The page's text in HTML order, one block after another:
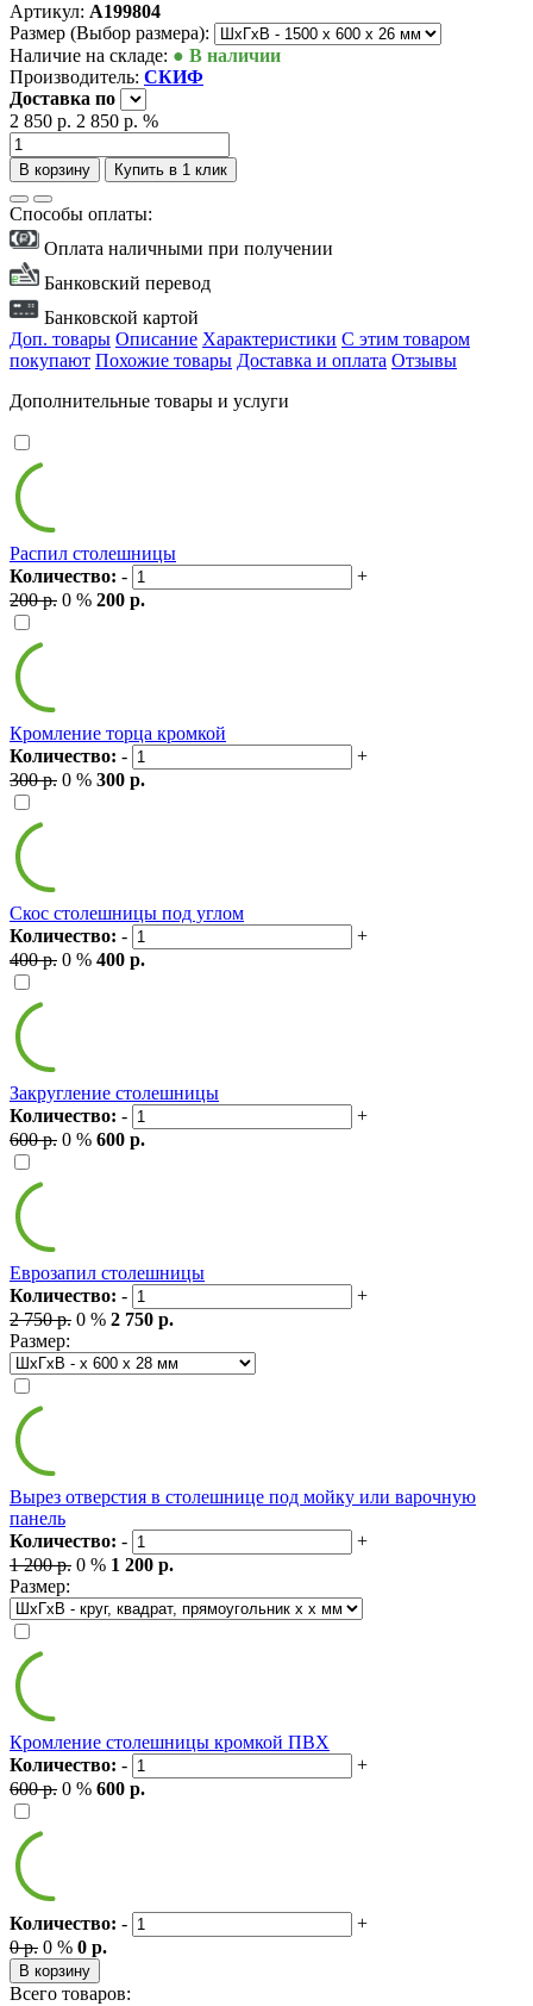
Артикул: А199804
Размер (Выбор размера):
Наличие на складе: ● В наличии
Производитель: СКИФ
Доставка по
2 850 р. 2 850 р. %
В корзину Купить в 1 клик
Способы оплаты:
Оплата наличными при получении
Банковский перевод
Банковской картой
Доп. товары Описание Характеристики С этим товаром
покупают Похожие товары Доставка и оплата Отзывы
Дополнительные товары и услуги
Распил столешницы
Количество: -
+
200 р. 0 % 200 р.
Кромление торца кромкой
Количество: -
+
300 р. 0 % 300 р.
Скос столешницы под углом
Количество: -
+
400 р. 0 % 400 р.
Закругление столешницы
Количество: -
+
600 р. 0 % 600 р.
Еврозапил столешницы
Количество: -
+
2 750 р. 0 % 2 750 р.
Размер:
Вырез отверстия в столешнице под мойку или варочную
панель
Количество: -
+
1 200 р. 0 % 1 200 р.
Размер:
Кромление столешницы кромкой ПВХ
Количество: -
+
600 р. 0 % 600 р.
Количество: -
+
0 р. 0 % 0 р.
В корзину
Всего товаров: